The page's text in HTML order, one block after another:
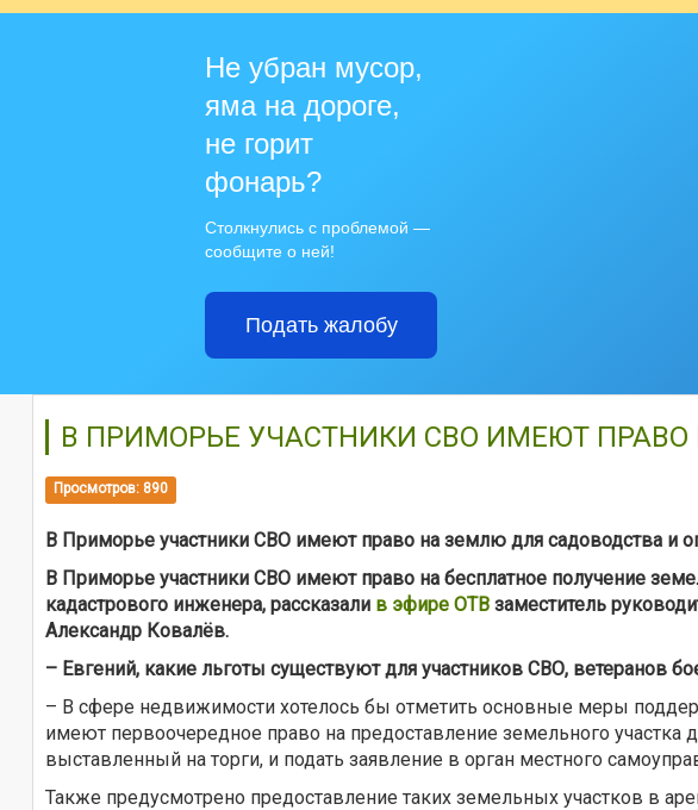
Не убран мусор,
яма на дороге,
не горит
фонарь?
Столкнулись с проблемой —
сообщите о ней!
Подать жалобу
В ПРИМОРЬЕ УЧАСТНИКИ СВО ИМЕЮТ
Просмотров: 890
В Приморье участники СВО имеют право на землю для садоводства и
В Приморье участники СВО имеют право на бесплатное получение
кадастрового инженера, рассказали в эфире ОТВ заместитель
Александр Ковалёв.
– Евгений, какие льготы существуют для участников СВО, ветеранов
– В сфере недвижимости хотелось бы отметить основные меры
имеют первоочередное право на предоставление земельного участка
выставленный на торги, и подать заявление в орган местного
Также предусмотрено предоставление таких земельных участков в